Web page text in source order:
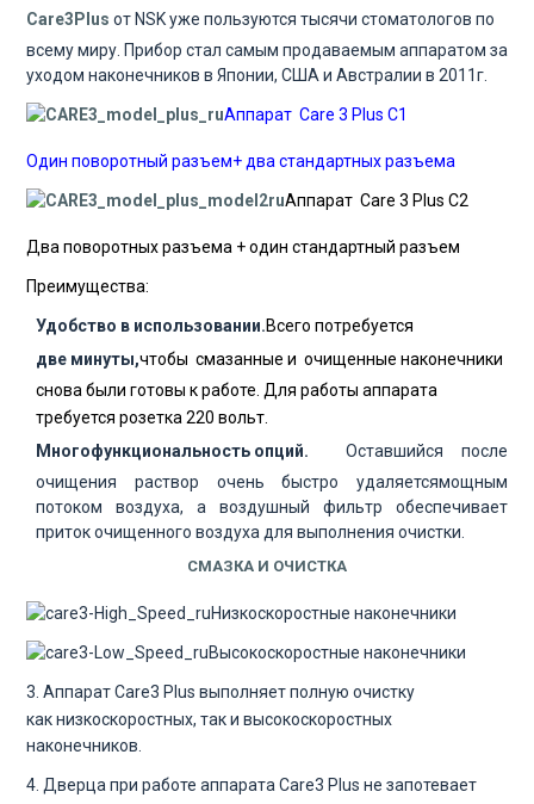
Care3 Plus от NSK уже пользуются тысячи стоматологов по
всему миру. Прибор стал самым продаваемым аппаратом за
уходом наконечников в Японии, США и Австралии в 2011г.
Аппарат Care 3 Plus C1
Один поворотный разъем+ два стандартных разъема
Аппарат Care 3 Plus C2
Два поворотных разъема + один стандартный разъем
Преимущества:
Удобство в использовании.Всего потребуется
две минуты,чтобы смазанные и очищенные наконечники
снова были готовы к работе. Для работы аппарата
требуется розетка 220 вольт
Многофункциональность опций. Оставшийся после
очищения раствор очень быстро удаляетсямощным
потоком воздуха, а воздушный фильтр обеспечивает
приток очищенного воздуха для выполнения очистки.
СМАЗКА И ОЧИСТКА
Низкоскоростные наконечники
Высокоскоростные наконечники
3. Аппарат Care3 Plus выполняет полную очистку
какнизкоскоростных, так и высокоскоростных
наконечников.
4. Дверца при работе аппарата Care3 Plus не запотевает